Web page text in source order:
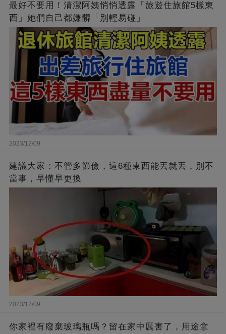
最好不要用！清潔阿姨悄悄透露「旅遊住旅館5樣東
西」她們自己都嫌髒「別輕易碰」
2023/12/09
建議大家：不管多節儉，這6種東西能丟就丟，別不
當事，早懂早更換
2023/12/09
你家裡有廢棄玻璃瓶嗎？留在家中厲害了，用途拿